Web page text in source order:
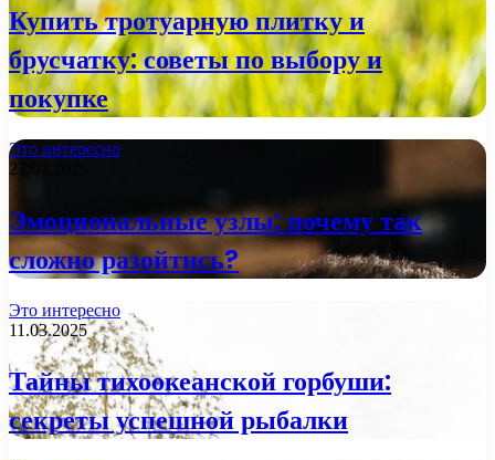
Купить тротуарную плитку и
брусчатку: советы по выбору и
покупке
Это интересно
27.03.2025
Эмоциональные узлы: почему так
сложно разойтись?
Это интересно
11.03.2025
Тайны тихоокеанской горбуши:
секреты успешной рыбалки